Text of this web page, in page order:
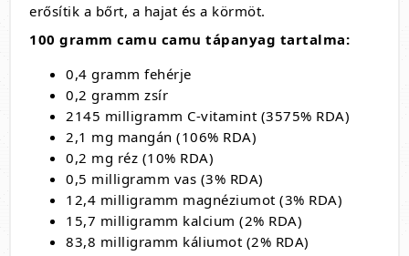
erősítik a bőrt, a hajat és a körmöt.
100 gramm camu camu tápanyag tartalma:
0,4 gramm fehérje
0,2 gramm zsír
2145 milligramm C-vitamint (3575% RDA)
2,1 mg mangán (106% RDA)
0,2 mg réz (10% RDA)
0,5 milligramm vas (3% RDA)
12,4 milligramm magnéziumot (3% RDA)
15,7 milligramm kalcium (2% RDA)
83,8 milligramm káliumot (2% RDA)